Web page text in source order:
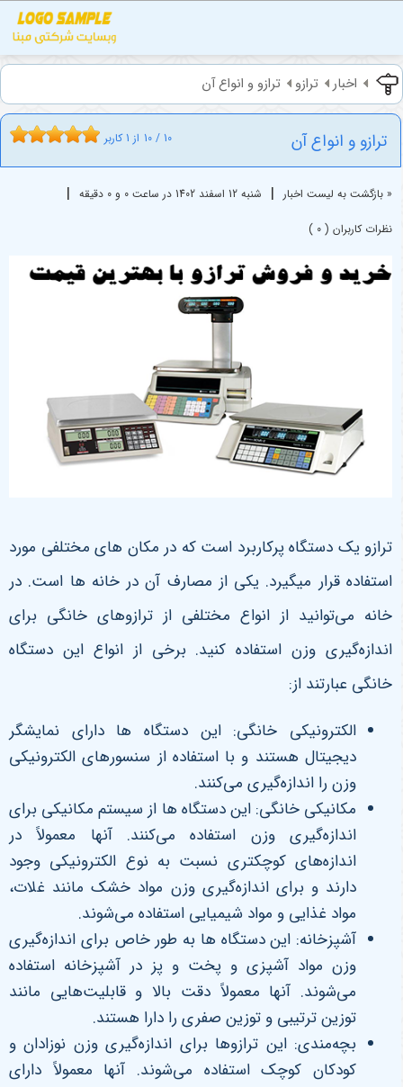
اخبار ترازو ترازو و انواع آن
ترازو و انواع آن 10 / 10 از 1 کاربر
« بازگشت به لیست اخبار | شنبه 12 اسفند 1402 در ساعت 0 و 0 دقیقه |
نظرات کاربران ( 0 )
ترازو یک دستگاه پرکاربرد است که در مکان های مختلفی مورد
استفاده قرار میگیرد. یکی از مصارف آن در خانه ها است. در
خانه می‌توانید از انواع مختلفی از ترازوهای خانگی برای
اندازه‌گیری وزن استفاده کنید. برخی از انواع این دستگاه
خانگی عبارتند از:
الکترونیکی خانگی: این دستگاه ها دارای نمایشگر
دیجیتال هستند و با استفاده از سنسورهای الکترونیکی
وزن را اندازه‌گیری می‌کنند.
مکانیکی خانگی: این دستگاه ها از سیستم مکانیکی برای
اندازه‌گیری وزن استفاده می‌کنند. آنها معمولاً در
اندازه‌های کوچکتری نسبت به نوع الکترونیکی وجود
دارند و برای اندازه‌گیری وزن مواد خشک مانند غلات،
مواد غذایی و مواد شیمیایی استفاده می‌شوند.
آشپزخانه: این دستگاه ها به طور خاص برای اندازه‌گیری
وزن مواد آشپزی و پخت و پز در آشپزخانه استفاده
می‌شوند. آنها معمولاً دقت بالا و قابلیت‌هایی مانند
توزین ترتیبی و توزین صفری را دارا هستند.
بچه‌مندی: این ترازوها برای اندازه‌گیری وزن نوزادان و
کودکان کوچک استفاده می‌شوند. آنها معمولاً دارای